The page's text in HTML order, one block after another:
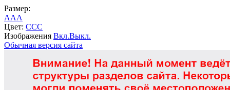
Размер:
AAA
Цвет: CCC
Изображения Вкл.Выкл.
Обычная версия сайта